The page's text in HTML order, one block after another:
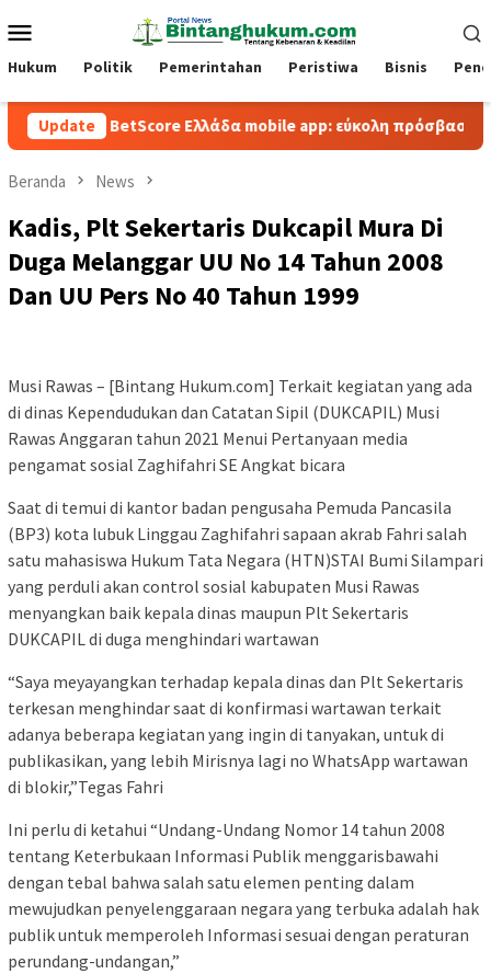
ke
kontenMobile
Hukum Politik Pemerintahan Peristiwa Bisnis
Update
BetScore Ελλάδα mobile app: εύκολη πρόσβαση και
Beranda News
Kadis, Plt Sekertaris Dukcapil Mura Di
Duga Melanggar UU No 14 Tahun 2008
Dan UU Pers No 40 Tahun 1999
Musi Rawas – [Bintang Hukum.com] Terkait kegiatan yang ada
di dinas Kependudukan dan Catatan Sipil (DUKCAPIL) Musi
Rawas Anggaran tahun 2021 Menui Pertanyaan media
pengamat sosial Zaghifahri SE Angkat bicara
Saat di temui di kantor badan pengusaha Pemuda Pancasila
(BP3) kota lubuk Linggau Zaghifahri sapaan akrab Fahri salah
satu mahasiswa Hukum Tata Negara (HTN)STAI Bumi Silampari
yang perduli akan control sosial kabupaten Musi Rawas
menyangkan baik kepala dinas maupun Plt Sekertaris
DUKCAPIL di duga menghindari wartawan
“Saya meyayangkan terhadap kepala dinas dan Plt Sekertaris
terkesan menghindar saat di konfirmasi wartawan terkait
adanya beberapa kegiatan yang ingin di tanyakan, untuk di
publikasikan, yang lebih Mirisnya lagi no WhatsApp wartawan
di blokir,”Tegas Fahri
Ini perlu di ketahui “Undang-Undang Nomor 14 tahun 2008
tentang Keterbukaan Informasi Publik menggarisbawahi
dengan tebal bahwa salah satu elemen penting dalam
mewujudkan penyelenggaraan negara yang terbuka adalah hak
publik untuk memperoleh Informasi sesuai dengan peraturan
perundang-undangan,”